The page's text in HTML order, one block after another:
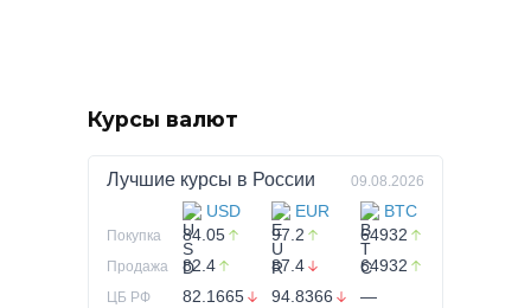
Курсы валют
Лучшие курсы в России 09.08.2026
USD EUR BTC
Покупка 84.05 97.2 64932
Продажа 82.4 87.4 64932
ЦБ РФ 82.1665 94.8366 —